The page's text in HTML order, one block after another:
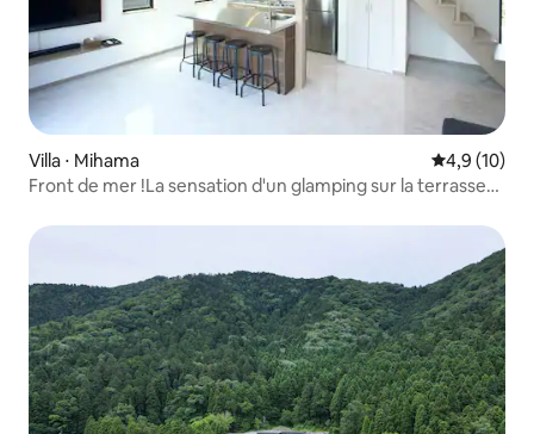
Villa ⋅ Mihama Évaluation
4,9 (10)
Front de mer !La sensation d'un glamping sur la terrasse
acceptés (A-2)